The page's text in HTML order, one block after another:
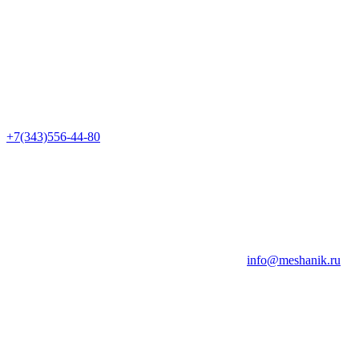
+7(343)556-44-80
info@meshanik.ru